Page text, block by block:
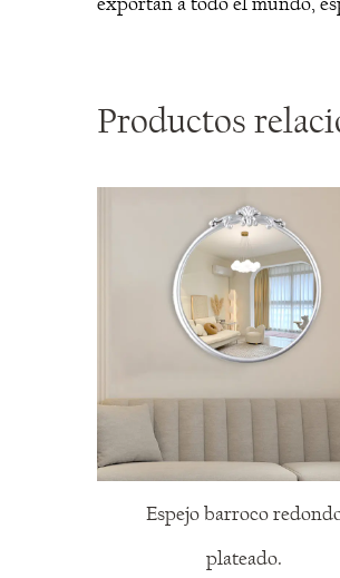
Productos
Espejo barroco redondo
plateado.